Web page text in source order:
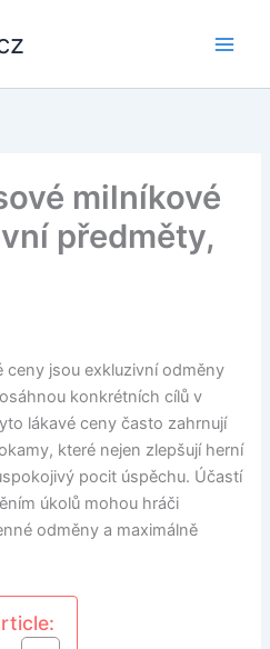
milníkové
předměty,
ceny jsou exkluzivní odměny
konkrétních cílů v
lákavé ceny často zahrnují
které nejen zlepšují herní
pocit úspěchu. Účastí
úkolů mohou hráči
odměny a maximálně